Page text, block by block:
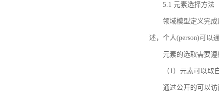
5.1 元素选择方法
领域模型定义完
述，个人(person)可以
元素的选取需要
（1）元素可以取
通过公开的可以